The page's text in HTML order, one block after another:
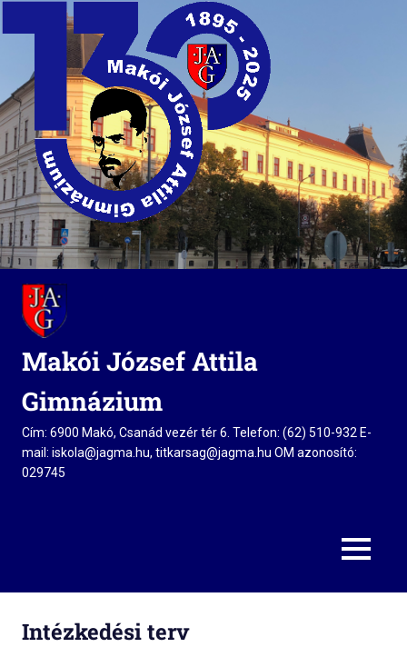
Skip
content
Makói József Attila
Gimnázium
Cím: 6900 Makó, Csanád vezér tér 6. Telefon: (62) 510-932 E-
mail: iskola@jagma.hu, titkarsag@jagma.hu OM azonosító:
029745
MENU
Intézkedési terv